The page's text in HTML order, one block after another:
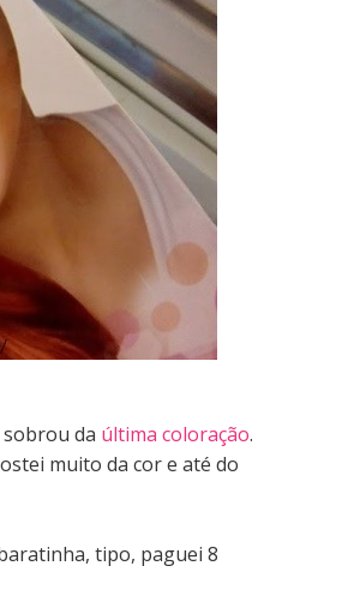
da última coloração.
muito da cor e até do
tipo, paguei 8